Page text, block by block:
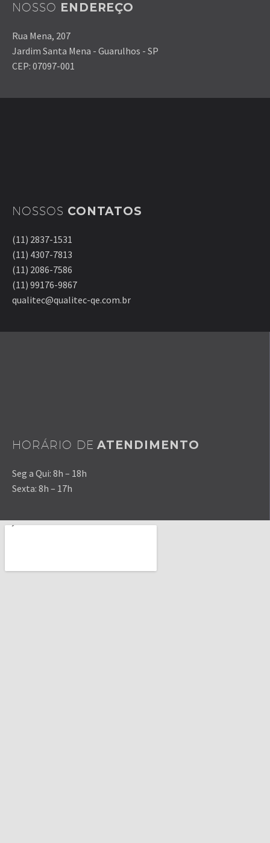
NOSSO ENDEREÇO
Rua Mena, 207
Jardim Santa Mena - Guarulhos - SP
CEP: 07097-001
NOSSOS CONTATOS
(11) 2837-1531
(11) 4307-7813
(11) 2086-7586
(11) 99176-9867
qualitec@qualitec-qe.com.br
HORÁRIO DE ATENDIMENTO
Seg a Qui: 8h – 18h
Sexta: 8h – 17h